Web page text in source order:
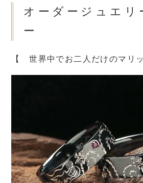
オーダージュエリ
ー
【 世界中でお二人だけのマリ